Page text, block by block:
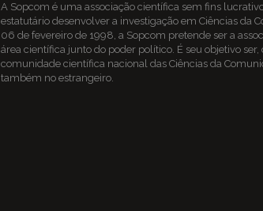
A Sopcom é uma associação científica sem fins
estatutário desenvolver a investigação em Ciências da
06 de fevereiro de 1998, a Sopcom pretende ser a
área científica junto do poder político. É seu objetivo
comunidade científica nacional das Ciências da
também no estrangeiro.